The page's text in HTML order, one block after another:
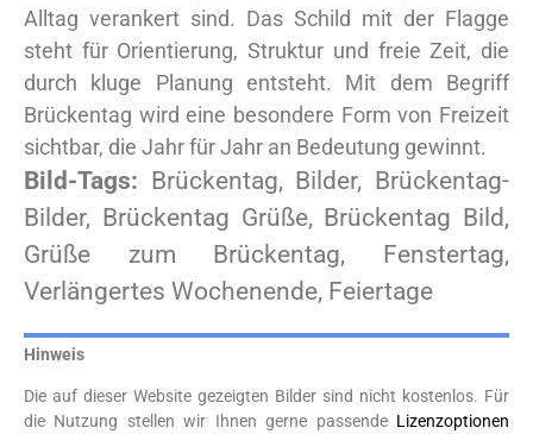
Alltag verankert sind. Das Schild mit der Flagge
steht für Orientierung, Struktur und freie Zeit, die
durch kluge Planung entsteht. Mit dem Begriff
Brückentag wird eine besondere Form von Freizeit
sichtbar, die Jahr für Jahr an Bedeutung gewinnt.
Bild-Tags: Brückentag, Bilder, Brückentag-
Bilder, Brückentag Grüße, Brückentag Bild,
Grüße zum Brückentag, Fenstertag,
Verlängertes Wochenende, Feiertage
Hinweis
Die auf dieser Website gezeigten Bilder sind nicht kostenlos. Für
die Nutzung stellen wir Ihnen gerne passende Lizenzoptionen